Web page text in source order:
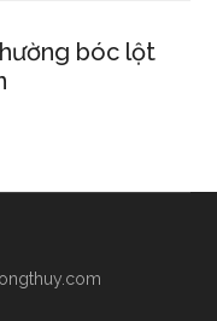
bóc lột